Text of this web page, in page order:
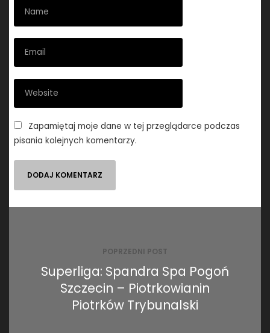
Zapamiętaj moje dane w tej przeglądarce podczas
pisania kolejnych komentarzy.
POPRZEDNI POST
Superliga: Spandra Spa Pogoń
Szczecin – Piotrkowianin
Piotrków Trybunalski